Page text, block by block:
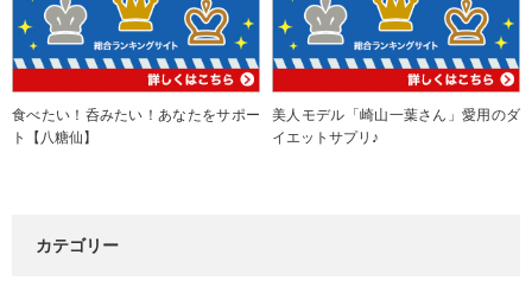
食べたい！呑みたい！あなたをサポー
ト【八糖仙】
美人モデル「崎山一葉さん」愛用のダ
イエットサプリ♪
カテゴリー